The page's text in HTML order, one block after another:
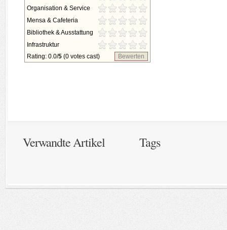
Organisation & Service
Mensa & Cafeteria
Bibliothek & Ausstattung
Infrastruktur
Rating: 0.0/5 (0 votes cast) Bewerten
Verwandte Artikel Tags